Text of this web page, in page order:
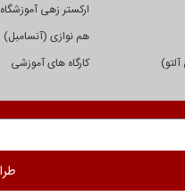
ارکستر زهی آموزشگاه
هم نوازی (آنسامبل)
کارگاه های آموزشی